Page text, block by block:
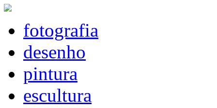
fotografia
desenho
pintura
escultura